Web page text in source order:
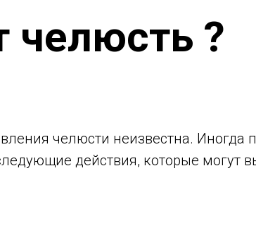
?
челюсти неизвестна.
действия, которые могут